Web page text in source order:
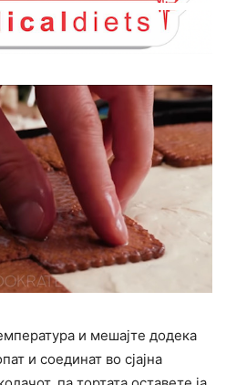
и мешајте додека
и соединат во сјајна